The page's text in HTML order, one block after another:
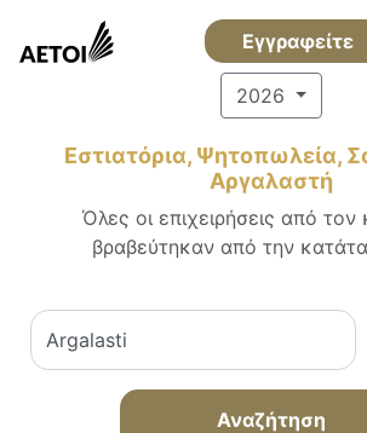
Εγγραφείτε
2026
Εστιατόρια, Ψητοπωλεία,
Αργαλαστή
Όλες οι επιχειρήσεις από
βραβεύτηκαν από την
Αναζήτηση